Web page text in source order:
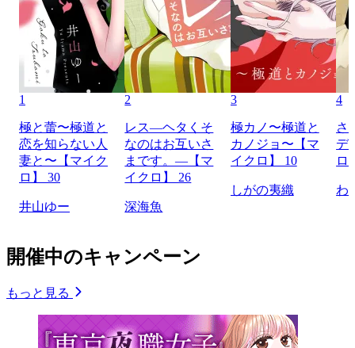
1
極と蕾〜極道と
恋を知らない人
妻と〜【マイク
ロ】 30
井山ゆー
2
レス―ヘタくそ
なのはお互いさ
まです。―【マ
イクロ】 26
深海魚
3
極カノ〜極道と
カノジョ〜【マ
イクロ】 10
しがの夷織
4
さ
デ
ロ
わ
開催中のキャンペーン
もっと見る